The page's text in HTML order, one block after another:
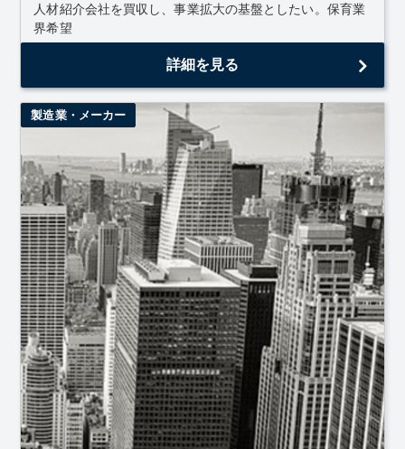
人材紹介会社を買収し、事業拡大の基盤としたい。保育業
界希望
詳細を見る
製造業・メーカー